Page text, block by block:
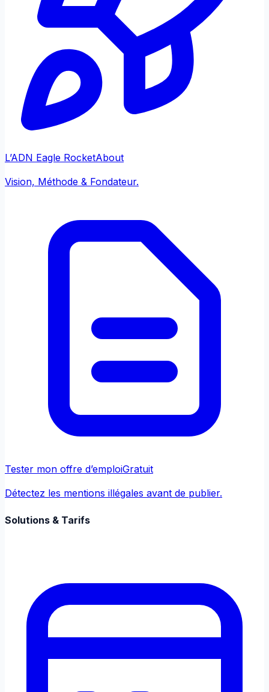
L’ADN Eagle RocketAbout
Vision, Méthode & Fondateur.
Tester mon offre d’emploiGratuit
Détectez les mentions illégales avant de publier.
Solutions & Tarifs